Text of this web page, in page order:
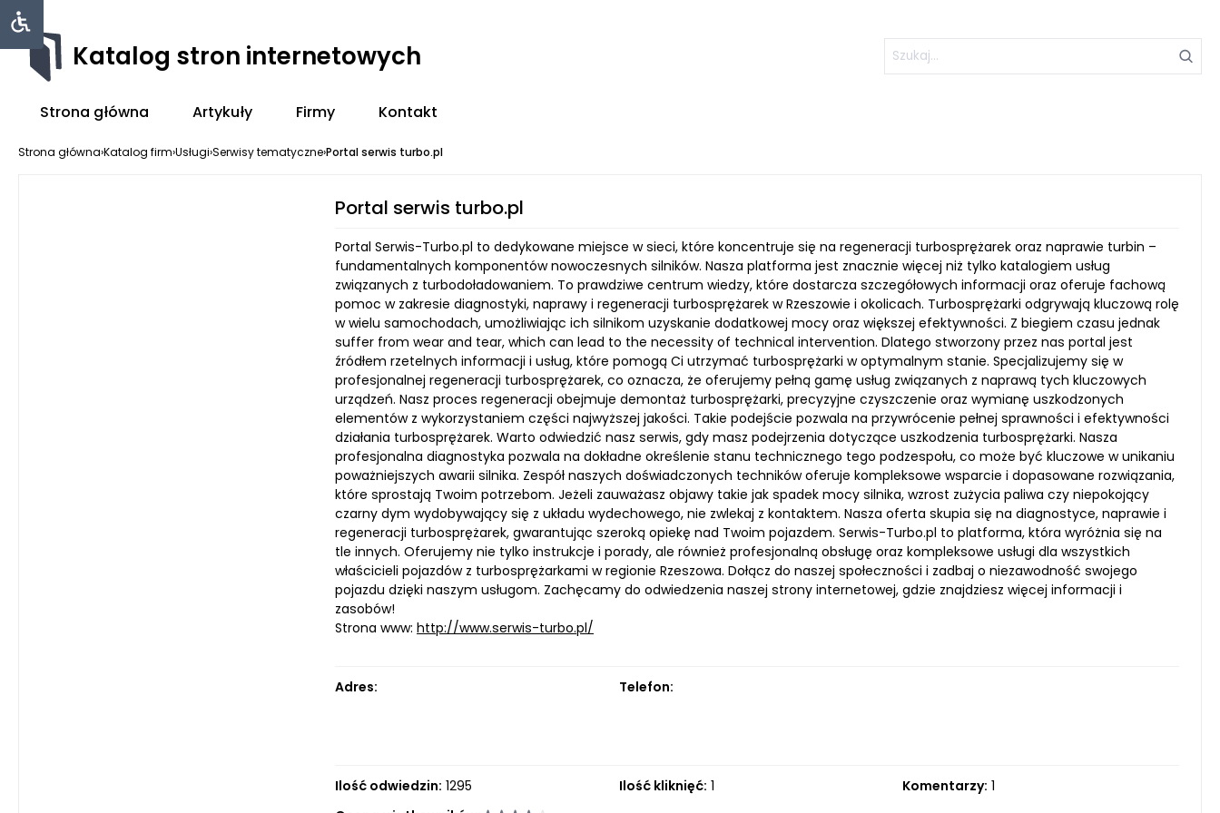
Katalog stron internetowych
Strona główna Artykuły Firmy Kontakt
Strona główna›Katalog firm›Usługi›Serwisy tematyczne›Portal serwis turbo.pl
Portal serwis turbo.pl
Portal Serwis-Turbo.pl to dedykowane miejsce w sieci, które koncentruje się na regeneracji turbosprężarek oraz naprawie turbin –
fundamentalnych komponentów nowoczesnych silników. Nasza platforma jest znacznie więcej niż tylko katalogiem usług
związanych z turbodoładowaniem. To prawdziwe centrum wiedzy, które dostarcza szczegółowych informacji oraz oferuje fachową
pomoc w zakresie diagnostyki, naprawy i regeneracji turbosprężarek w Rzeszowie i okolicach. Turbosprężarki odgrywają kluczową rolę
w wielu samochodach, umożliwiając ich silnikom uzyskanie dodatkowej mocy oraz większej efektywności. Z biegiem czasu jednak
suffer from wear and tear, which can lead to the necessity of technical intervention. Dlatego stworzony przez nas portal jest
źródłem rzetelnych informacji i usług, które pomogą Ci utrzymać turbosprężarki w optymalnym stanie. Specjalizujemy się w
profesjonalnej regeneracji turbosprężarek, co oznacza, że oferujemy pełną gamę usług związanych z naprawą tych kluczowych
urządzeń. Nasz proces regeneracji obejmuje demontaż turbosprężarki, precyzyjne czyszczenie oraz wymianę uszkodzonych
elementów z wykorzystaniem części najwyższej jakości. Takie podejście pozwala na przywrócenie pełnej sprawności i efektywności
działania turbosprężarek. Warto odwiedzić nasz serwis, gdy masz podejrzenia dotyczące uszkodzenia turbosprężarki. Nasza
profesjonalna diagnostyka pozwala na dokładne określenie stanu technicznego tego podzespołu, co może być kluczowe w unikaniu
poważniejszych awarii silnika. Zespół naszych doświadczonych techników oferuje kompleksowe wsparcie i dopasowane rozwiązania,
które sprostają Twoim potrzebom. Jeżeli zauważasz objawy takie jak spadek mocy silnika, wzrost zużycia paliwa czy niepokojący
czarny dym wydobywający się z układu wydechowego, nie zwlekaj z kontaktem. Nasza oferta skupia się na diagnostyce, naprawie i
regeneracji turbosprężarek, gwarantując szeroką opiekę nad Twoim pojazdem. Serwis-Turbo.pl to platforma, która wyróżnia się na
tle innych. Oferujemy nie tylko instrukcje i porady, ale również profesjonalną obsługę oraz kompleksowe usługi dla wszystkich
właścicieli pojazdów z turbosprężarkami w regionie Rzeszowa. Dołącz do naszej społeczności i zadbaj o niezawodność swojego
pojazdu dzięki naszym usługom. Zachęcamy do odwiedzenia naszej strony internetowej, gdzie znajdziesz więcej informacji i
zasobów!
Strona www: http://www.serwis-turbo.pl/
Adres: Telefon:
Ilość odwiedzin: 1295 Ilość kliknięć: 1 Komentarzy: 1